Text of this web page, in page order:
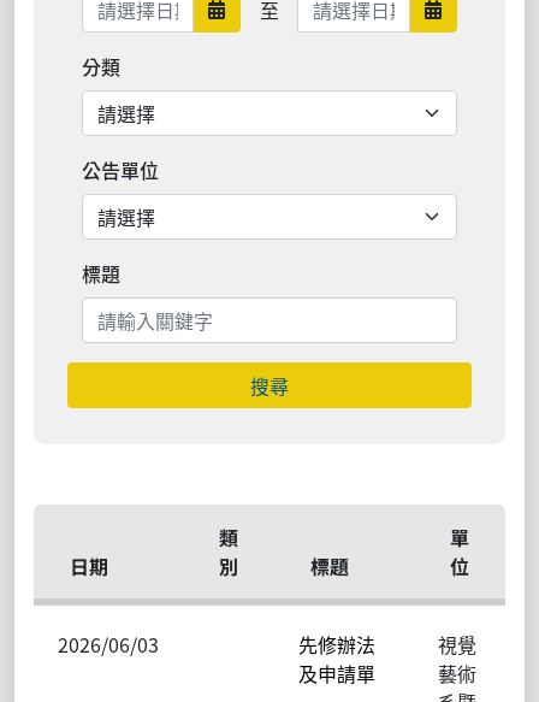
日期範圍開始
至 日期範圍
分類
公告單位
標題
搜尋
日期
類
別
標題
單
位
2026/06/03
先修辦法
及申請單
視覺
藝術